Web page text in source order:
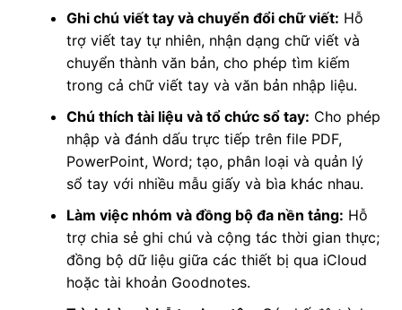
Ghi chú viết tay và chuyển đổi chữ viết: Hỗ
trợ viết tay tự nhiên, nhận dạng chữ viết và
chuyển thành văn bản, cho phép tìm kiếm
trong cả chữ viết tay và văn bản nhập liệu.
Chú thích tài liệu và tổ chức sổ tay: Cho phép
nhập và đánh dấu trực tiếp trên file PDF,
PowerPoint, Word; tạo, phân loại và quản lý
sổ tay với nhiều mẫu giấy và bìa khác nhau.
Làm việc nhóm và đồng bộ đa nền tảng: Hỗ
trợ chia sẻ ghi chú và cộng tác thời gian thực;
đồng bộ dữ liệu giữa các thiết bị qua iCloud
hoặc tài khoản Goodnotes.